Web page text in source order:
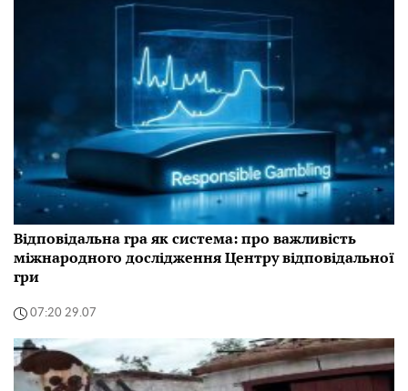
Відповідальна гра як система: про важливість
міжнародного дослідження Центру відповідальної
гри
07:20 29.07